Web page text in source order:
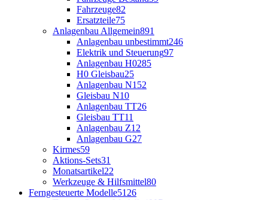
Fahrzeuge82
Ersatzteile75
Anlagenbau Allgemein891
Anlagenbau unbestimmt246
Elektrik und Steuerung97
Anlagenbau H0285
H0 Gleisbau25
Anlagenbau N152
Gleisbau N10
Anlagenbau TT26
Gleisbau TT11
Anlagenbau Z12
Anlagenbau G27
Kirmes59
Aktions-Sets31
Monatsartikel22
Werkzeuge & Hilfsmittel80
Ferngesteuerte Modelle5126